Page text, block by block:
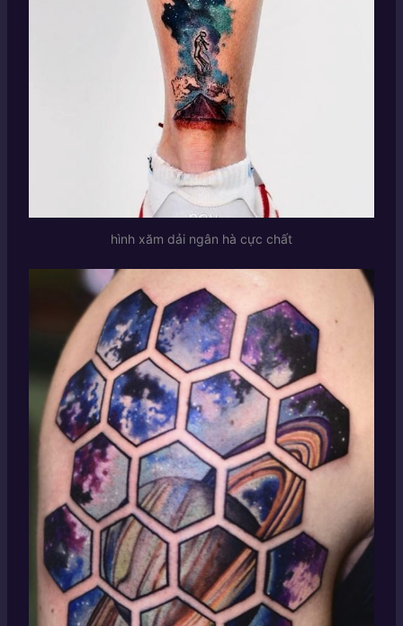
hình xăm dải ngân hà cực chất